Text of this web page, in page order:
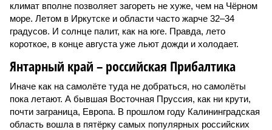
климат вполне позволяет загореть не хуже, чем на Чёрном
море. Летом в Иркутске и области часто жарче 32–34
градусов. И солнце палит, как на юге. Правда, лето
короткое, в конце августа уже льют дожди и холодает.
Янтарный край – российская Прибалтика
Иначе как на самолёте туда не добраться, но самолёты
пока летают. А бывшая Восточная Пруссия, как ни крути,
почти заграница, Европа. В прошлом году Калининградская
область вошла в пятёрку самых популярных российских